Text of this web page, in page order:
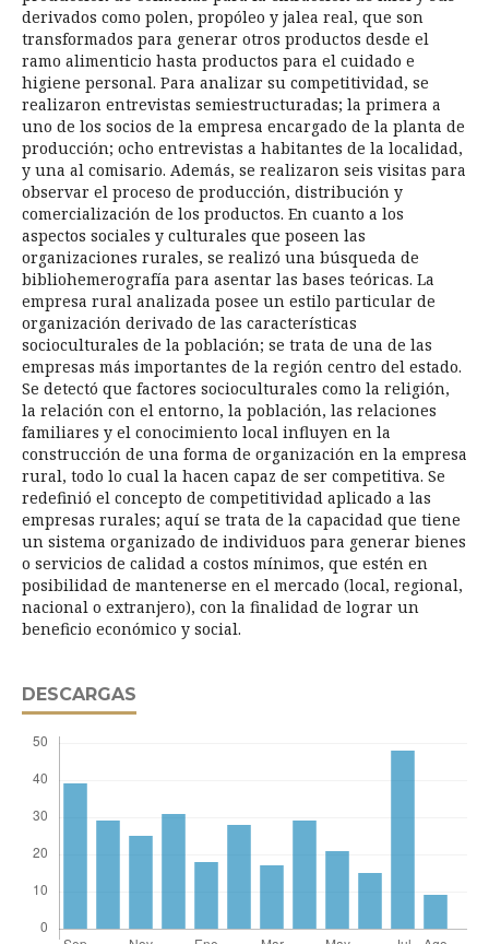
derivados como polen, propóleo y jalea real, que son
transformados para generar otros productos desde el
ramo alimenticio hasta productos para el cuidado e
higiene personal. Para analizar su competitividad, se
realizaron entrevistas semiestructuradas; la primera a
uno de los socios de la empresa encargado de la planta de
producción; ocho entrevistas a habitantes de la localidad,
y una al comisario. Además, se realizaron seis visitas para
observar el proceso de producción, distribución y
comercialización de los productos. En cuanto a los
aspectos sociales y culturales que poseen las
organizaciones rurales, se realizó una búsqueda de
bibliohemerografía para asentar las bases teóricas. La
empresa rural analizada posee un estilo particular de
organización derivado de las características
socioculturales de la población; se trata de una de las
empresas más importantes de la región centro del estado.
Se detectó que factores socioculturales como la religión,
la relación con el entorno, la población, las relaciones
familiares y el conocimiento local influyen en la
construcción de una forma de organización en la empresa
rural, todo lo cual la hacen capaz de ser competitiva. Se
redefinió el concepto de competitividad aplicado a las
empresas rurales; aquí se trata de la capacidad que tiene
un sistema organizado de individuos para generar bienes
o servicios de calidad a costos mínimos, que estén en
posibilidad de mantenerse en el mercado (local, regional,
nacional o extranjero), con la finalidad de lograr un
beneficio económico y social.
DESCARGAS